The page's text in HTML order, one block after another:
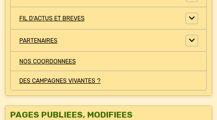
FIL D'ACTUS ET BREVES
PARTENAIRES
NOS COORDONNEES
DES CAMPAGNES VIVANTES ?
PAGES PUBLIEES, MODIFIEES